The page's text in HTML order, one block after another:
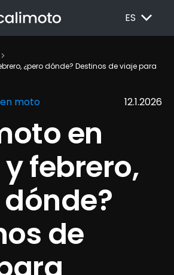
ES EXPAND_MORE
chevron_right
¿pero dónde? Destinos de viaje para
moto 12.1.2026
en
febrero,
de